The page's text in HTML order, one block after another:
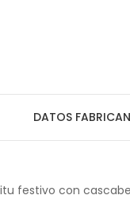
DATOS
festivo con